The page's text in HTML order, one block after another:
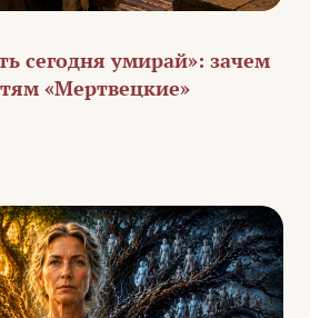
сегодня умирай»: зачем
«Мертвецкие»